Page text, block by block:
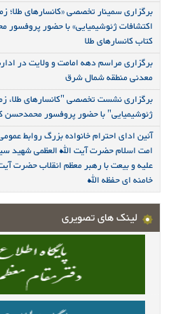
برگزاری سمینار تخصصی «کانسارهای طلا؛
اکتشافات ژئوشیمیایی» با حضور پروفسور
کتاب کانسارهای طلا
برگزاری مراسم دهه امامت و ولایت در
معدنی منطقه شمال شرق
برگزاری نشست تخصصی "کانسارهای طلا،
ژئوشیمیایی" با حضور پروفسور محمدحسن
آئین ادای احترام خانواده بزرگ روابط
امت اسلام حضرت آیت الله العظمی شهید
علیه و بیعت با رهبر معظم انقلاب حضرت
خامنه ای حفظه الله
لینک های تصویری